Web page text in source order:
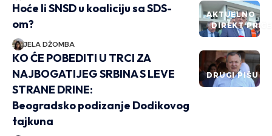
AKTUELNO
DIREKT PRIČE
Hoće li SNSD u koaliciju sa SDS-
om?
JELA DŽOMBA
DRUGI PIŠU
KO ĆE POBEDITI U TRCI ZA
NAJBOGATIJEG SRBINA S LEVE
STRANE DRINE:
Beogradsko podizanje Dodikovog
tajkuna